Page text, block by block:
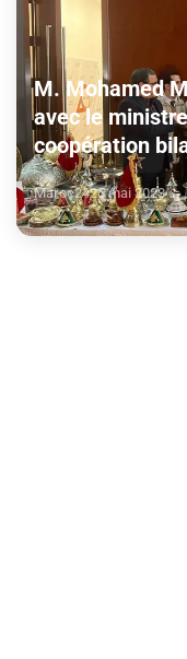
M. Mohamed
avec le
coopération
Maroc2425 mai 2023